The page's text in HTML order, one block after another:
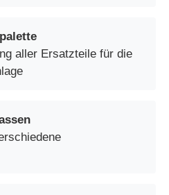
aller Ersatzteile für die